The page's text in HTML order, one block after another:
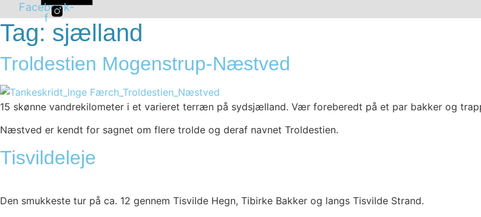
Facebook-
f
Tag: sjælland
Troldestien Mogenstrup-Næstved
15 skønne vandrekilometer i et varieret terræn på sydsjælland. Vær foreberedt på et par bakker og
Næstved er kendt for sagnet om flere trolde og deraf navnet Troldestien.
Tisvildeleje
Den smukkeste tur på ca. 12 gennem Tisvilde Hegn, Tibirke Bakker og langs Tisvilde Strand.